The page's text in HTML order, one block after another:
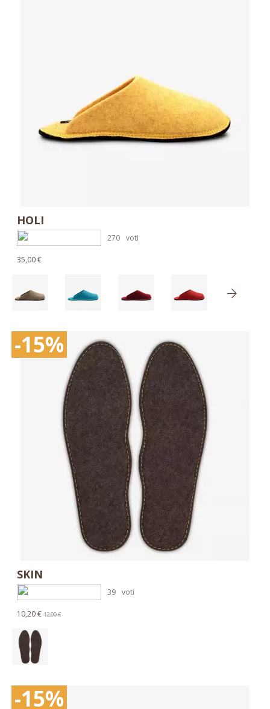
HOLI
270 voti
35,00 €
-15%
SKIN
39 voti
10,20 €12,00 €
-15%